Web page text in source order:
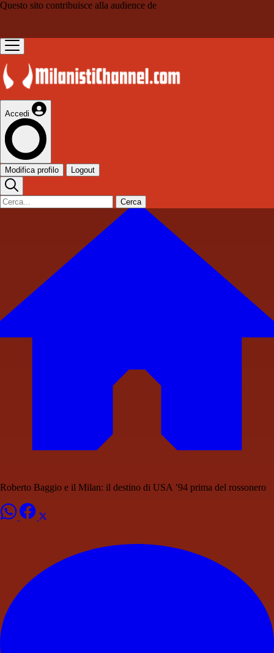
Questo sito contribuisce alla audience de
Accedi
Modifica profilo Logout
Cerca
Roberto Baggio e il Milan: il destino di USA ’94 prima del rossonero